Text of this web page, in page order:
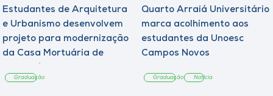
Estudantes de Arquitetura
e Urbanismo desenvolvem
projeto para modernização
da Casa Mortuária de
Graduação
Quarto Arraiá Universitário
marca acolhimento aos
estudantes da Unoesc
Campos Novos
Graduação Notícia